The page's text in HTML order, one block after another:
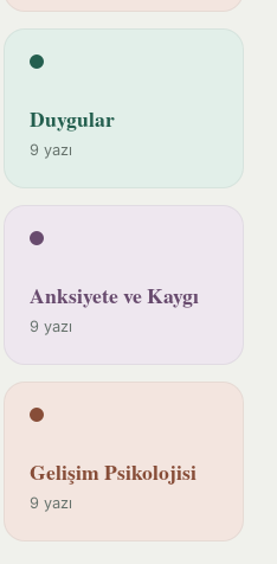
Duygular
9 yazı
Anksiyete ve Kaygı
9 yazı
Gelişim Psikolojisi
9 yazı